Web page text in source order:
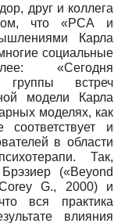
друг и коллега
что «РСА и
Карла
социальные
«Сегодня
группы встреч
модели Карла
моделях, как
и
в области
Так,
(«Beyond
G., 2000) и
вся практика
влияния